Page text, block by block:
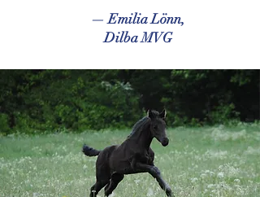
— Emilia Lönn,
Dilba MVG